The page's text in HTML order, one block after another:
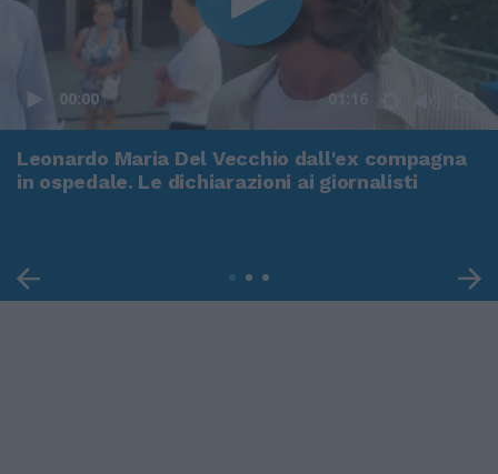
00:00 01:16
Leonardo Maria Del Vecchio dall'ex compagna
in ospedale. Le dichiarazioni ai giornalisti